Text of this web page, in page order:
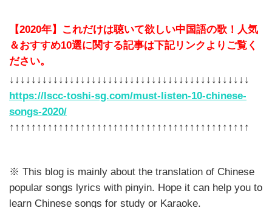
【2020年】これだけは聴いて欲しい中国語の歌！人気
＆おすすめ10選に関する記事は下記リンクよりご覧く
ださい。
↓↓↓↓↓↓↓↓↓↓↓↓↓↓↓↓↓↓↓↓↓↓↓↓↓↓↓↓↓↓↓↓↓↓↓↓↓↓↓↓↓↓↓↓
https://lscc-toshi-sg.com/must-listen-10-chinese-
songs-2020/
↑↑↑↑↑↑↑↑↑↑↑↑↑↑↑↑↑↑↑↑↑↑↑↑↑↑↑↑↑↑↑↑↑↑↑↑↑↑↑↑↑↑↑↑
※ This blog is mainly about the translation of Chinese
popular songs lyrics with pinyin. Hope it can help you to
learn Chinese songs for study or Karaoke.